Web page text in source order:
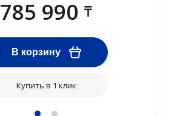
785 990
В корзину
Купить в 1 клик